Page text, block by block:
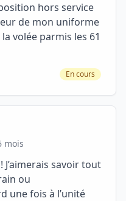
hors service
de mon uniforme
volée parmis les 61
En cours
mois
savoir tout
ou
une fois à l’unité